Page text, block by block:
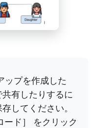
ップを作成した
有したりするに
してください。
ード］ をクリック